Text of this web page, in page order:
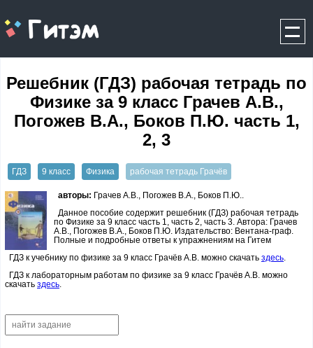
gitem.me
Решебник (ГДЗ) рабочая тетрадь по
Физике за 9 класс Грачев А.В.,
Погожев В.А., Боков П.Ю. часть 1,
2, 3
ГДЗ 9 класс Физика рабочая тетрадь Грачёв
авторы: Грачев А.В., Погожев В.А., Боков П.Ю..
Данное пособие содержит решебник (ГДЗ) рабочая тетрадь
по Физике за 9 класс часть 1, часть 2, часть 3. Автора: Грачев
А.В., Погожев В.А., Боков П.Ю. Издательство: Вентана-граф.
Полные и подробные ответы к упражнениям на Гитем
ГДЗ к учебнику по физике за 9 класс Грачёв А.В. можно скачать здесь
ГДЗ к лабораторным работам по физике за 9 класс Грачёв А.В. можно
скачать здесь